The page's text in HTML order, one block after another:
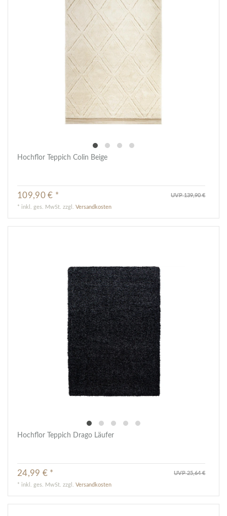
Hochflor Teppich Colin Beige
UVP 139,90 €
109,90 € *
* inkl. ges. MwSt. zzgl.Versandkosten
Hochflor Teppich Drago Läufer
UVP 25,64 €
24,99 € *
* inkl. ges. MwSt. zzgl.Versandkosten